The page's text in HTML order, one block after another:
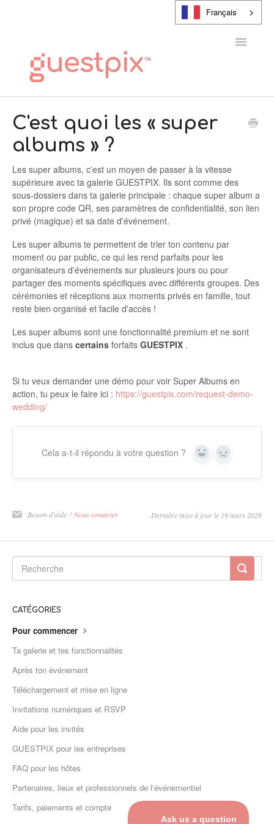
Français
Toggle
C'est quoi les « super
albums » ?
Les super albums, c'est un moyen de passer à la vitesse
supérieure avec ta galerie GUESTPIX. Ils sont comme des
sous-dossiers dans ta galerie principale : chaque super album a
son propre code QR, ses paramètres de confidentialité, son lien
privé (magique) et sa date d'événement.
Les super albums te permettent de trier ton contenu par
moment ou par public, ce qui les rend parfaits pour les
organisateurs d'événements sur plusieurs jours ou pour
partager des moments spécifiques avec différents groupes. Des
cérémonies et réceptions aux moments privés en famille, tout
reste bien organisé et facile d'accès !
Les super albums sont une fonctionnalité premium et ne sont
inclus que dans certains forfaits GUESTPIX .
Si tu veux demander une démo pour voir Super Albums en
action, tu peux le faire ici : https://guestpix.com/request-demo-
wedding/
Cela a-t-il répondu à votre question ? Oui Non
Besoin d'aide ?Nous contacter Dernière mise à jour le 19 mars 2026
CATÉGORIES
Pour commencer
Ta galerie et tes fonctionnalités
Après ton événement
Téléchargement et mise en ligne
Invitations numériques et RSVP
Aide pour les invités
GUESTPIX pour les entreprises
FAQ pour les hôtes
Partenaires, lieux et professionnels de l'événementiel
Tarifs, paiements et compte